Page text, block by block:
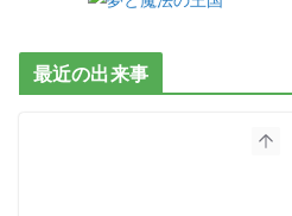
最近の出来事